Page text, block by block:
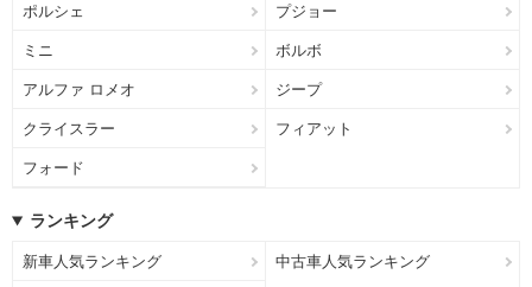
ポルシェ プジョー
ミニ ボルボ
アルファ ロメオ ジープ
クライスラー フィアット
フォード
ランキング
新車人気ランキング 中古車人気ランキング